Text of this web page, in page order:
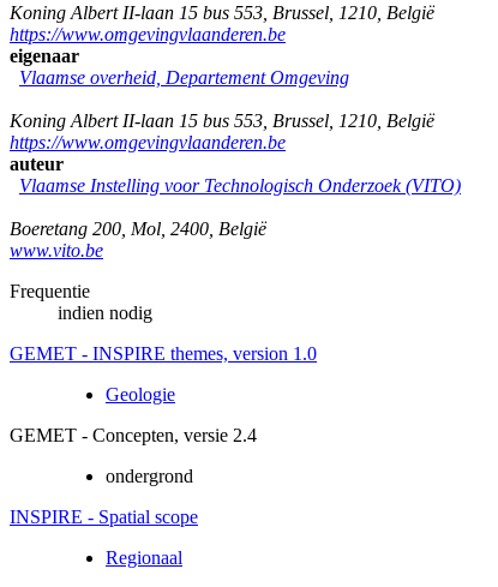
Koning Albert II-laan 15 bus 553 Brussel 1210 België
https://www.omgevingvlaanderen.be
eigenaar
Vlaamse overheid, Departement Omgeving
Koning Albert II-laan 15 bus 553 Brussel 1210 België
https://www.omgevingvlaanderen.be
auteur
Vlaamse Instelling voor Technologisch Onderzoek (VITO)
Boeretang 200 Mol 2400 België
www.vito.be
Frequentie
indien nodig
GEMET - INSPIRE themes, version 1.0
Geologie
GEMET - Concepten, versie 2.4
ondergrond
INSPIRE - Spatial scope
Regionaal